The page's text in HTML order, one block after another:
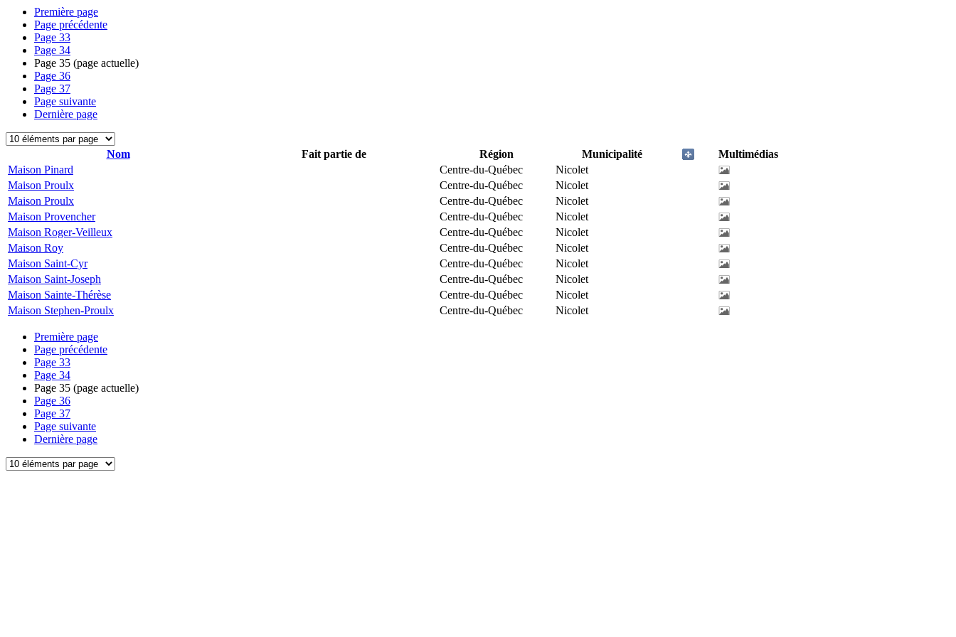
Première page
Page précédente
Page 33
Page 34
Page 35 (page actuelle)
Page 36
Page 37
Page suivante
Dernière page
Nom Fait partie de Région Municipalité
Multimédias
Maison Pinard
Centre-du-Québec
Nicolet
Maison Proulx
Centre-du-Québec
Nicolet
Maison Proulx
Centre-du-Québec
Nicolet
Maison Provencher
Centre-du-Québec
Nicolet
Maison Roger-Veilleux
Centre-du-Québec
Nicolet
Maison Roy
Centre-du-Québec
Nicolet
Maison Saint-Cyr
Centre-du-Québec
Nicolet
Maison Saint-Joseph
Centre-du-Québec
Nicolet
Maison Sainte-Thérèse
Centre-du-Québec
Nicolet
Maison Stephen-Proulx
Centre-du-Québec Nicolet
Première page
Page précédente
Page 33
Page 34
Page 35 (page actuelle)
Page 36
Page 37
Page suivante
Dernière page